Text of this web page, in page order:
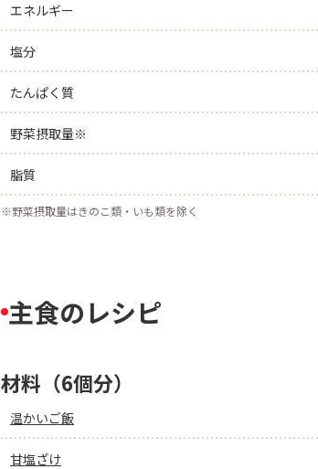
エネルギー
塩分
たんぱく質
野菜摂取量※
脂質
※野菜摂取量はきのこ類・いも類を除く
主食のレシピ
材料（6個分）
温かいご飯
甘塩ざけ